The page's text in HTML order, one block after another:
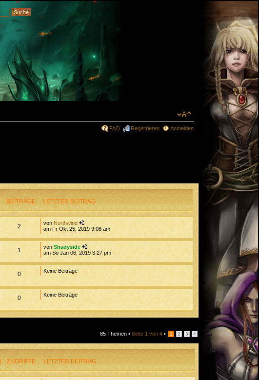
FAQ Registrieren Anmelden
BEITRÄGE LETZTER BEITRAG
2 von Northwind
am Fr Okt 25, 2019 9:08 am
1 von Shadyside
am So Jan 06, 2019 3:27 pm
0 Keine Beiträge
0 Keine Beiträge
85 Themen • Seite 1 von 4 • 1 2 3 4
ZUGRIFFE LETZTER BEITRAG